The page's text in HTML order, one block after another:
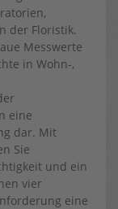
der Floristik.
Messwerte
in Wohn-,
eine
dar. Mit
Sie
und ein
vier
eine